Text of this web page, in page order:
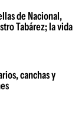
de Nacional,
Tabárez; la vida
canchas y